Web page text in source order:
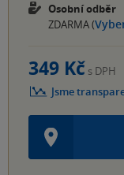
Osobní odběr
ZDARMA (
349 Kč s DPH
Jsme